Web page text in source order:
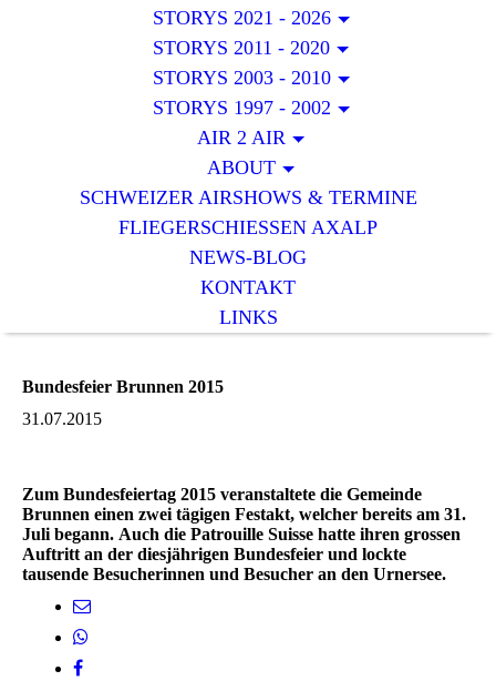
STORYS 2021 - 2026
STORYS 2011 - 2020
STORYS 2003 - 2010
STORYS 1997 - 2002
AIR 2 AIR
ABOUT
SCHWEIZER AIRSHOWS & TERMINE
FLIEGERSCHIESSEN AXALP
NEWS-BLOG
KONTAKT
LINKS
Bundesfeier Brunnen 2015
31.07.2015
Zum Bundesfeiertag 2015 veranstaltete die Gemeinde
Brunnen einen zwei tägigen Festakt, welcher bereits am 31.
Juli begann. Auch die Patrouille Suisse hatte ihren grossen
Auftritt an der diesjährigen Bundesfeier und lockte
tausende Besucherinnen und Besucher an den Urnersee.